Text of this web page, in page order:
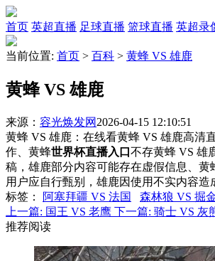
首页 英超直播 足球直播 篮球直播 英超录
当前位置: 首页 > 百科 > 黄蜂 VS 雄鹿
黄蜂 VS 雄鹿
来源： 容光焕发网 2026-04-15 12:10:51
黄蜂 VS 雄鹿：在线看黄蜂 VS 雄鹿高清
作、黄蜂世界杯直播入口 不存黄蜂 VS 雄
稿，雄鹿部分内容可能存在虚假信息、
用户应自行甄别，雄鹿因使用不实内容
标签 ： 阿塞拜疆 VS 法国 森林狼 VS 掘
上一篇: 国王 VS 老鹰 下一篇: 骑士 VS 灰
推荐阅读